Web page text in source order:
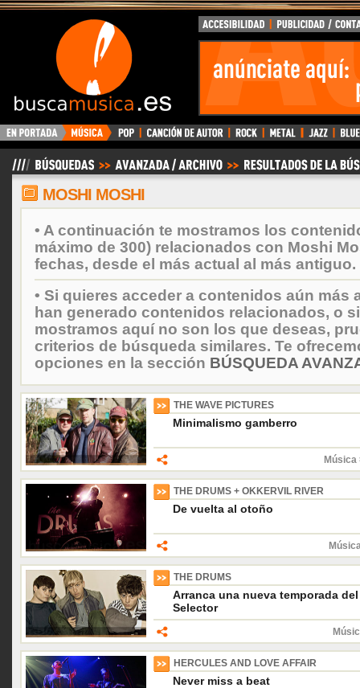
BuscaMusica.es
MOSHI MOSHI
• A continuación te mostramos los
máximo de 300) relacionados con Moshi
fechas, desde el más actual al más antiguo.
• Si quieres acceder a contenidos aún más
han generado contenidos relacionados, o
mostramos aquí no son los que deseas,
criterios de búsqueda similares. Te
opciones en la sección BÚSQUEDA
THE WAVE PICTURES
Minimalismo gamberro
Música
THE DRUMS + OKKERVIL RIVER
De vuelta al otoño
THE DRUMS
Arranca una nueva temporada
Selector
HERCULES AND LOVE AFFAIR
Never miss a beat